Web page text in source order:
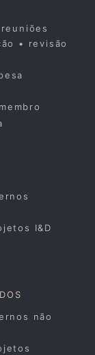
• revisão
I&D
não